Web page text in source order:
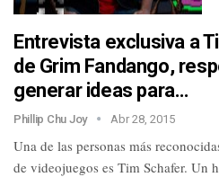
Entrevista exclusiva a
de Grim Fandango,
generar ideas para…
Phillip Chu Joy Abr 28, 2015
Una de las personas más
de videojuegos es Tim Schafer. Un